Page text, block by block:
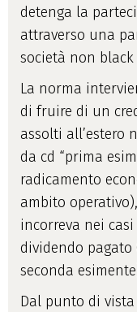
detenga la
attraverso una
società non
La norma
di fruire di un
assolti all’estero
da cd “prima
radicamento
ambito
incorreva nei
dividendo pagato
seconda
Dal punto di